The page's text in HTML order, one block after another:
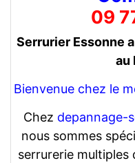
09
Serrurier Essonne
au
Bienvenue chez le
Chez depannage-
nous sommes
serrurerie multiples